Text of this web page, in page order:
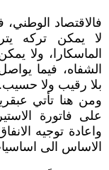
فالاقتصاد
لا يمكن تركه
الماسكارا، ولا
الشفاه، فيما
بلا رقيب ولا حسيب.
ومن هنا تأتي
على فاتورة
واعادة توجيه
الاساس الى